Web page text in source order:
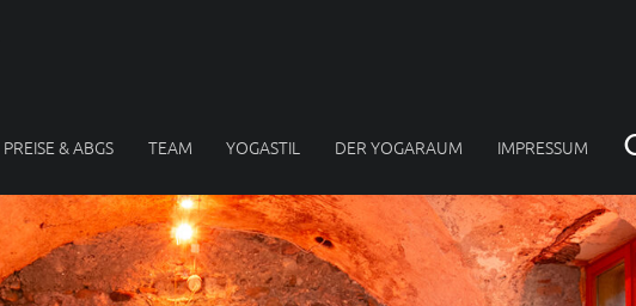
PREISE & ABGS TEAM YOGASTIL DER YOGARAUM IMPRESSUM